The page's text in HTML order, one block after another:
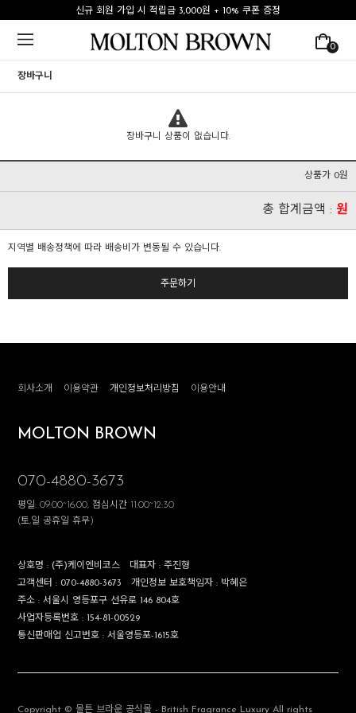
신규 회원 가입 시 적립금 3,000원 + 10% 쿠폰 증정
0
장바구니
장바구니 상품이 없습니다.
상품가 0원
총 합계금액 : 원
지역별 배송정책에 따라 배송비가 변동될 수 있습니다.
주문하기
회사소개 이용약관 개인정보처리방침 이용안내
MOLTON BROWN
070-4880-3673
평일: 09:00~16:00, 점심시간 11:00~12:30
(토,일 공휴일 휴무)
상호명 :(주)케이엔비코스 대표자 :주진형
고객센터 : 070-4880-3673 개인정보 보호책임자 : 박혜은
주소 :서울시 영등포구 선유로 146 804호
사업자등록번호 : 154-81-00529
통신판매업 신고번호 :서울영등포-1615호
Copyright © 몰튼 브라운 공식몰 - British Fragrance Luxury All rights